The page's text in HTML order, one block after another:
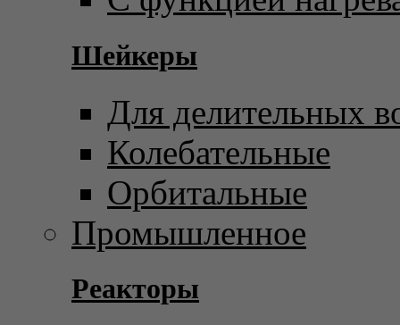
Шейкеры
Для делительных
Колебательные
Орбитальные
Промышленное
Реакторы